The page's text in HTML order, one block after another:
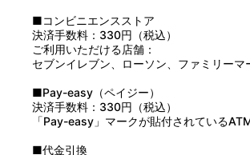
■コンビニエンスストア
決済手数料：330円（税込）
ご利用いただける店舗：
セブンイレブン、ローソン、ファミリー
■Pay-easy（ペイジー）
決済手数料：330円（税込）
「Pay-easy」マークが貼付されている
■代金引換